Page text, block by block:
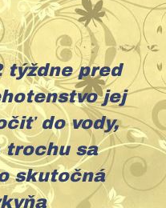
týždne pred
jej
do vody,
trochu sa
skutočná